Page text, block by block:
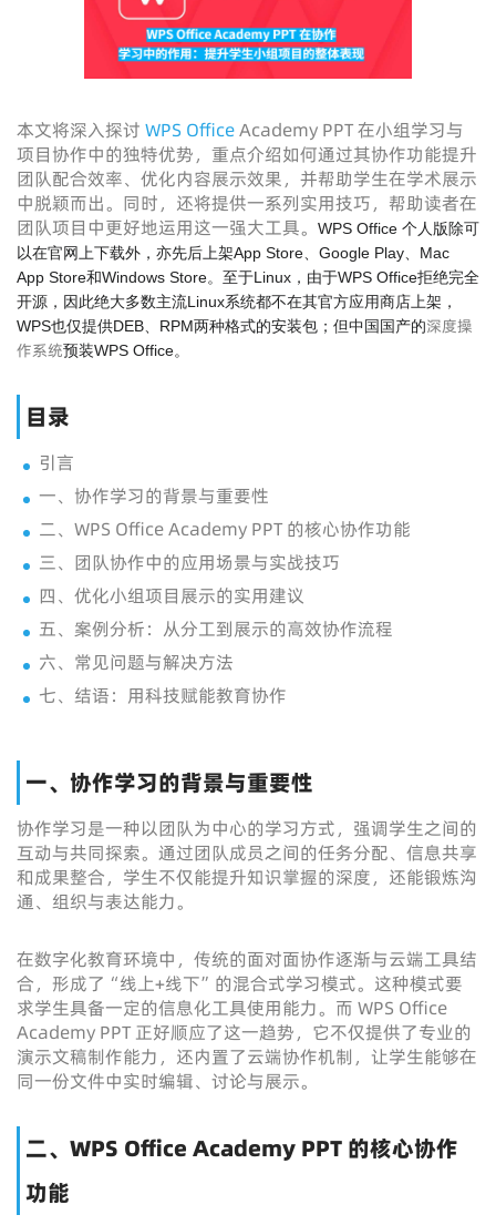
本文将深入探讨 WPS OfficeAcademy PPT 在小组学习与
项目协作中的独特优势，重点介绍如何通过其协作功能提升
团队配合效率、优化内容展示效果，并帮助学生在学术展示
中脱颖而出。同时，还将提供一系列实用技巧，帮助读者在
团队项目中更好地运用这一强大工具。
WPS Office 个人版除可
以在官网上下载外，亦先后上架App Store、Google Play、Mac
App Store和Windows Store。至于Linux，由于WPS Office拒绝完全
开源，因此绝大多数主流Linux系统都不在其官方应用商店上架，
WPS也仅提供DEB、RPM两种格式的安装包；但中国国产的深度操
作系统预装WPS Office。
目录
引言
一、协作学习的背景与重要性
二、WPS Office Academy PPT 的核心协作功能
三、团队协作中的应用场景与实战技巧
四、优化小组项目展示的实用建议
五、案例分析：从分工到展示的高效协作流程
六、常见问题与解决方法
七、结语：用科技赋能教育协作
一、协作学习的背景与重要性
协作学习是一种以团队为中心的学习方式，强调学生之间的
互动与共同探索。通过团队成员之间的任务分配、信息共享
和成果整合，学生不仅能提升知识掌握的深度，还能锻炼沟
通、组织与表达能力。
在数字化教育环境中，传统的面对面协作逐渐与云端工具结
合，形成了“线上+线下”的混合式学习模式。这种模式要
求学生具备一定的信息化工具使用能力。而 WPS Office
Academy PPT 正好顺应了这一趋势，它不仅提供了专业的
演示文稿制作能力，还内置了云端协作机制，让学生能够在
同一份文件中实时编辑、讨论与展示。
二、WPS Office Academy PPT 的核心协作
功能